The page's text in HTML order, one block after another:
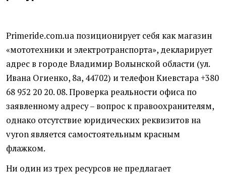
Primeride.com.ua позиционирует себя как магазин
«мототехники и электротранспорта», декларирует
адрес в городе Владимир Волынской области (ул.
Ивана Огиенко, 8а, 44702) и телефон Киевстара +380
68 952 20 20. 08. Проверка реальности офиса по
заявленному адресу – вопрос к правоохранителям,
однако отсутствие юридических реквизитов на
vyron является самостоятельным красным
флажком.
Ни один из трех ресурсов не предлагает